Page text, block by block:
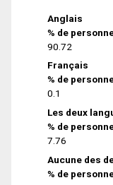
Anglais
% de
90.72
Français
% de
0.1
Les deux
% de
7.76
Aucune des
% de